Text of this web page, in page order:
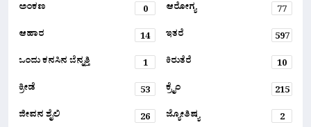
ಅಂಕಣ
0 ಆರೋಗ್ಯ
77
ಆಹಾರ
14 ಇತರೆ
597
ಒಂದು ಕನಸಿನ ಬೆನ್ನತ್ತಿ
1 ಕಿರುತೆರೆ
10
ಕ್ರೀಡೆ
53 ಕ್ರೈಂ
215
ಜೀವನ ಶೈಲಿ
26 ಜ್ಯೋತಿಷ್ಯ
2